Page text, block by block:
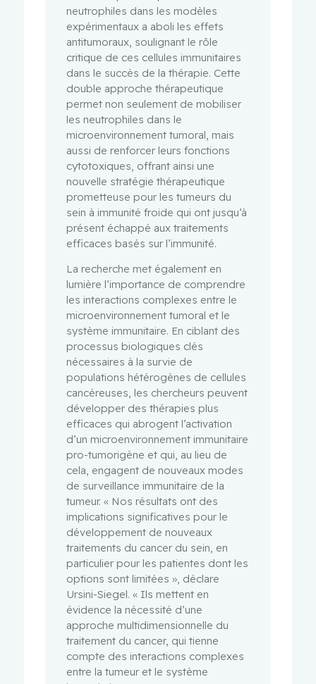
neutrophiles dans les modèles
expérimentaux a aboli les effets
antitumoraux, soulignant le rôle
critique de ces cellules immunitaires
dans le succès de la thérapie. Cette
double approche thérapeutique
permet non seulement de mobiliser
les neutrophiles dans le
microenvironnement tumoral, mais
aussi de renforcer leurs fonctions
cytotoxiques, offrant ainsi une
nouvelle stratégie thérapeutique
prometteuse pour les tumeurs du
sein à immunité froide qui ont jusqu’à
présent échappé aux traitements
efficaces basés sur l’immunité.
La recherche met également en
lumière l’importance de comprendre
les interactions complexes entre le
microenvironnement tumoral et le
système immunitaire. En ciblant des
processus biologiques clés
nécessaires à la survie de
populations hétérogènes de cellules
cancéreuses, les chercheurs peuvent
développer des thérapies plus
efficaces qui abrogent l’activation
d’un microenvironnement immunitaire
pro-tumorigène et qui, au lieu de
cela, engagent de nouveaux modes
de surveillance immunitaire de la
tumeur. « Nos résultats ont des
implications significatives pour le
développement de nouveaux
traitements du cancer du sein, en
particulier pour les patientes dont les
options sont limitées », déclare
Ursini-Siegel. « Ils mettent en
évidence la nécessité d’une
approche multidimensionnelle du
traitement du cancer, qui tienne
compte des interactions complexes
entre la tumeur et le système